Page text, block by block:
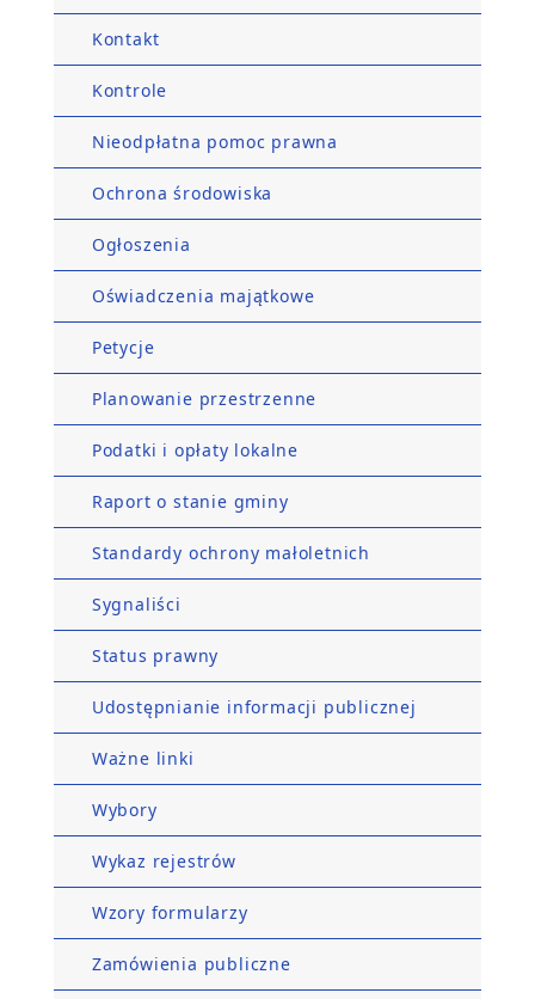
Kontakt
Kontrole
Nieodpłatna pomoc prawna
Ochrona środowiska
Ogłoszenia
Oświadczenia majątkowe
Petycje
Planowanie przestrzenne
Podatki i opłaty lokalne
Raport o stanie gminy
Standardy ochrony małoletnich
Sygnaliści
Status prawny
Udostępnianie informacji publicznej
Ważne linki
Wybory
Wykaz rejestrów
Wzory formularzy
Zamówienia publiczne